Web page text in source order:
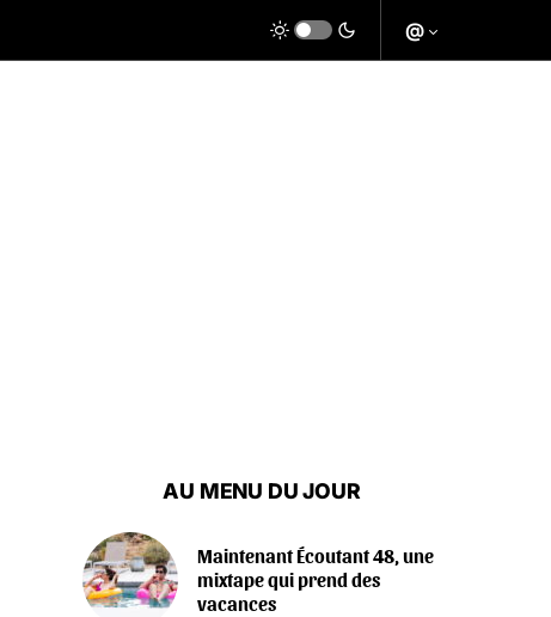
@
AU MENU DU JOUR
Maintenant Écoutant 48, une
mixtape qui prend des
vacances